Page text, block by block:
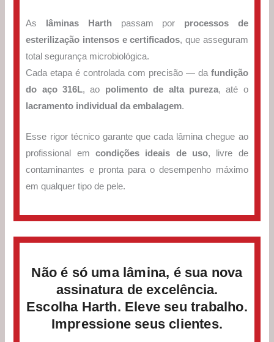
As lâminas Harthpassam por processos de
esterilização intensos e certificados, que asseguram
total segurança microbiológica.
Cada etapa é controlada com precisão — da fundição
do aço 316L, ao polimento de alta pureza, até o
lacramento individual da embalagem.
Esse rigor técnico garante que cada lâmina chegue ao
profissional emcondições ideais de uso, livre de
contaminantes e pronta para o desempenho máximo
em qualquer tipo de pele.
Não é só uma lâmina, é sua nova
assinatura de excelência.
Escolha Harth. Eleve seu trabalho.
Impressione seus clientes.